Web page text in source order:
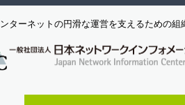
ターネットの円滑な運営を支えるための組